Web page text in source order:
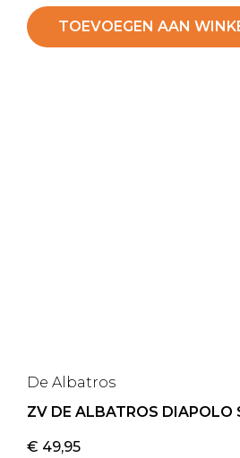
TOEVOEGEN AAN
De Albatros
ZV DE ALBATROS DIAPOLO
€ 49,95